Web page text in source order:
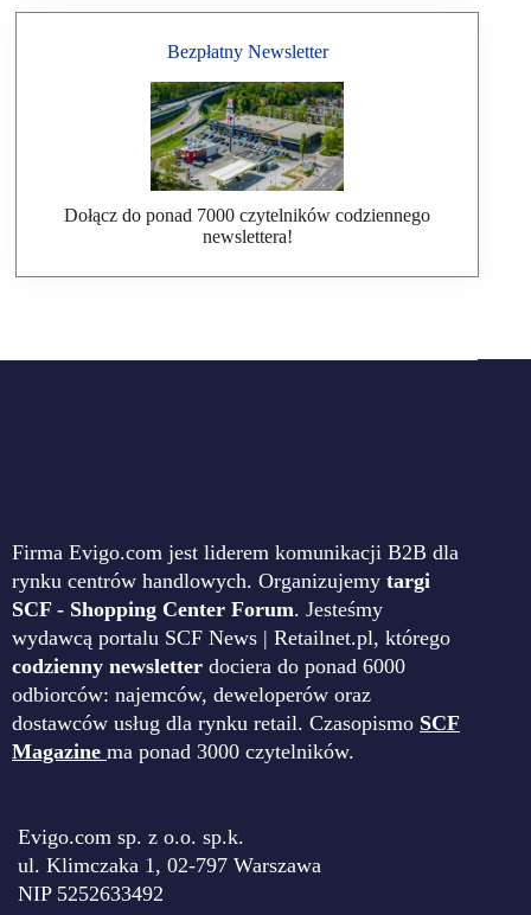
Bezpłatny Newsletter
Dołącz do ponad 7000 czytelników codziennego
newslettera!
Firma Evigo.com jest liderem komunikacji B2B dla
rynku centrów handlowych. Organizujemy targi
SCF - Shopping Center Forum. Jesteśmy
wydawcą portalu SCF News | Retailnet.pl, którego
codzienny newsletter dociera do ponad 6000
odbiorców: najemców, deweloperów oraz
dostawców usług dla rynku retail. Czasopismo SCF
Magazine ma ponad 3000 czytelników.
Evigo.com sp. z o.o. sp.k.
ul. Klimczaka 1, 02-797 Warszawa
NIP 5252633492